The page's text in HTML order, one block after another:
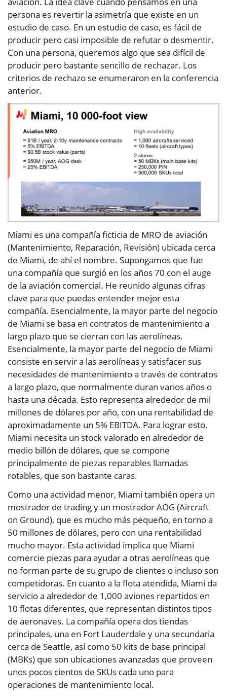
persona es revertir la asimetría que existe en un
estudio de caso. En un estudio de caso, es fácil de
producir pero casi imposible de refutar o desmentir.
Con una persona, queremos algo que sea difícil de
producir pero bastante sencillo de rechazar. Los
criterios de rechazo se enumeraron en la conferencia
anterior.
Miami es una compañía ficticia de MRO de aviación
(Mantenimiento, Reparación, Revisión) ubicada cerca
de Miami, de ahí el nombre. Supongamos que fue
una compañía que surgió en los años 70 con el auge
de la aviación comercial. He reunido algunas cifras
clave para que puedas entender mejor esta
compañía. Esencialmente, la mayor parte del negocio
de Miami se basa en contratos de mantenimiento a
largo plazo que se cierran con las aerolíneas.
Esencialmente, la mayor parte del negocio de Miami
consiste en servir a las aerolíneas y satisfacer sus
necesidades de mantenimiento a través de contratos
a largo plazo, que normalmente duran varios años o
hasta una década. Esto representa alrededor de mil
millones de dólares por año, con una rentabilidad de
aproximadamente un 5% EBITDA. Para lograr esto,
Miami necesita un stock valorado en alrededor de
medio billón de dólares, que se compone
principalmente de piezas reparables llamadas
rotables, que son bastante caras.
Como una actividad menor, Miami también opera un
mostrador de trading y un mostrador AOG (Aircraft
on Ground), que es mucho más pequeño, en torno a
50 millones de dólares, pero con una rentabilidad
mucho mayor. Esta actividad implica que Miami
comercie piezas para ayudar a otras aerolíneas que
no forman parte de su grupo de clientes o incluso son
competidoras. En cuanto a la flota atendida, Miami da
servicio a alrededor de 1,000 aviones repartidos en
10 flotas diferentes, que representan distintos tipos
de aeronaves. La compañía opera dos tiendas
principales, una en Fort Lauderdale y una secundaria
cerca de Seattle, así como 50 kits de base principal
(MBKs) que son ubicaciones avanzadas que proveen
unos pocos cientos de SKUs cada uno para
operaciones de mantenimiento local.